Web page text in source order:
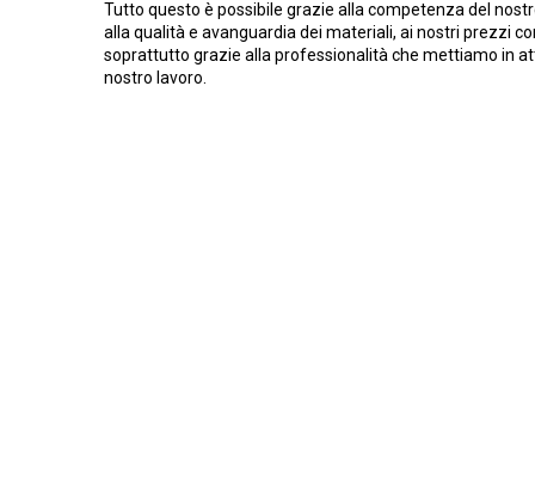
Tutto questo è possibile grazie alla competenza del
alla qualità e avanguardia dei materiali, ai nostri prezzi
soprattutto grazie alla professionalità che mettiamo in
nostro lavoro.